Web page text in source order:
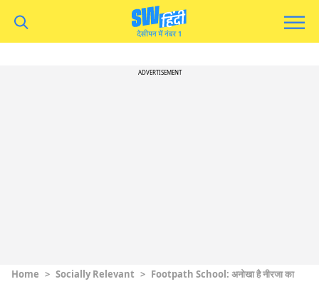
ADVERTISEMENT
Home > Socially Relevant > Footpath School: अनोखा है नीरजा का